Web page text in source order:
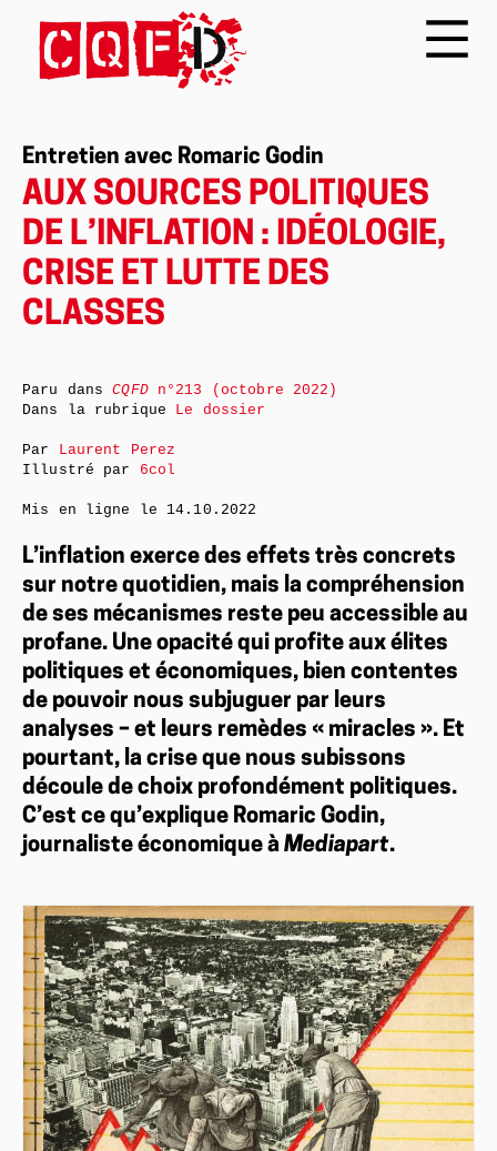
Entretien avec Romaric Godin
AUX SOURCES POLITIQUES
DE L’INFLATION : IDÉOLOGIE,
CRISE ET LUTTE DES
CLASSES
L’inflation exerce des effets très concrets
sur notre quotidien, mais la compréhension
de ses mécanismes reste peu accessible au
profane. Une opacité qui profite aux élites
politiques et économiques, bien contentes
de pouvoir nous subjuguer par leurs
analyses – et leurs remèdes « miracles ». Et
pourtant, la crise que nous subissons
découle de choix profondément politiques.
C’est ce qu’explique Romaric Godin,
journaliste économique à Mediapart.
Paru dansCQFDn°213 (octobre 2022)
Dans la rubrique Le dossier
Par Laurent Perez
Illustré par 6col
Mis en ligne le 14.10.2022